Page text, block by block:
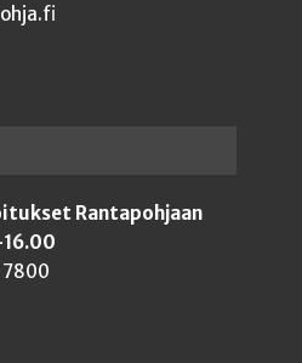
Rantapohjaan
7800